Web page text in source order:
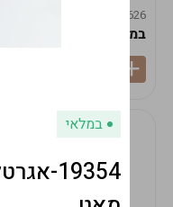
9009492379626
במארז
במלאי